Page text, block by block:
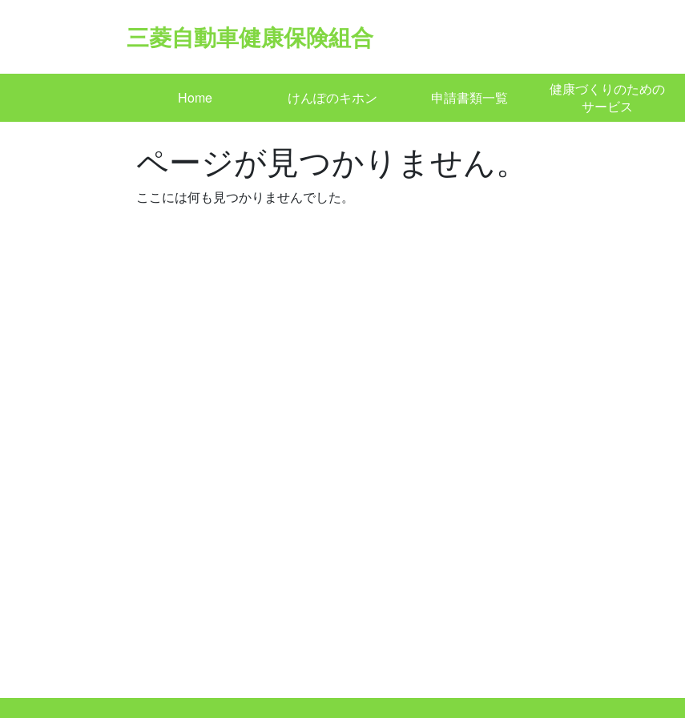
三菱自動車健康保険組合
Home けんぽのキホン 申請書類一覧
健康づくりのための
サービス
ページが見つかりません。
ここには何も見つかりませんでした。